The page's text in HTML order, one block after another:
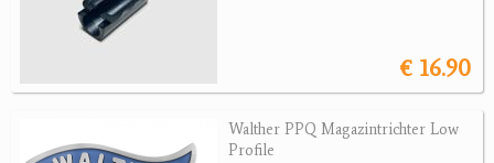
Bücher, Videos
€ 16.90
Walther PPQ Magazintrichter Low
Profile